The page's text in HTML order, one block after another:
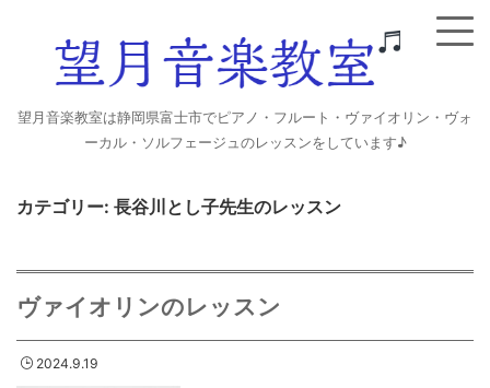
望月音楽教室は静岡県富士市でピアノ・フルート・ヴァイオリン・ヴォ
ーカル・ソルフェージュのレッスンをしています♪
カテゴリー: 長谷川とし子先生のレッスン
ヴァイオリンのレッスン
2024.9.19